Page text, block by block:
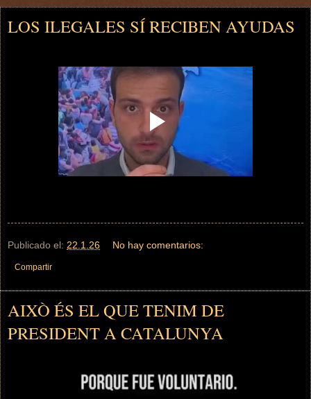
LOS ILEGALES SÍ RECIBEN AYUDAS
Publicado el: 22.1.26 No hay comentarios:
Compartir
AIXÒ ÉS EL QUE TENIM DE
PRESIDENT A CATALUNYA